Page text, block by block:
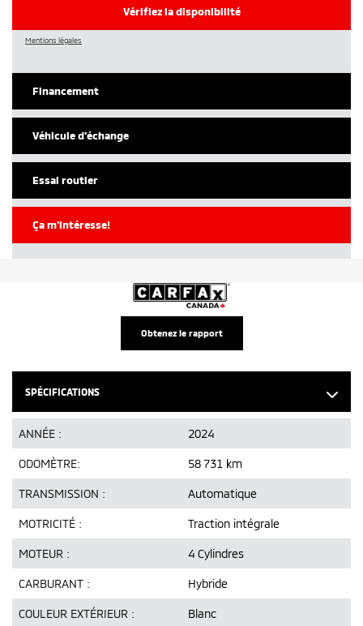
Obtenez le rapport
SPÉCIFICATIONS
ANNÉE : 2024
ODOMÈTRE: 58 731 km
TRANSMISSION : Automatique
MOTRICITÉ : Traction intégrale
MOTEUR : 4 Cylindres
CARBURANT : Hybride
COULEUR EXTÉRIEUR : Blanc
Vérifiez la disponibilité
Mentions légales
Financement
Véhicule d'échange
Essai routier
Ça m'intéresse!